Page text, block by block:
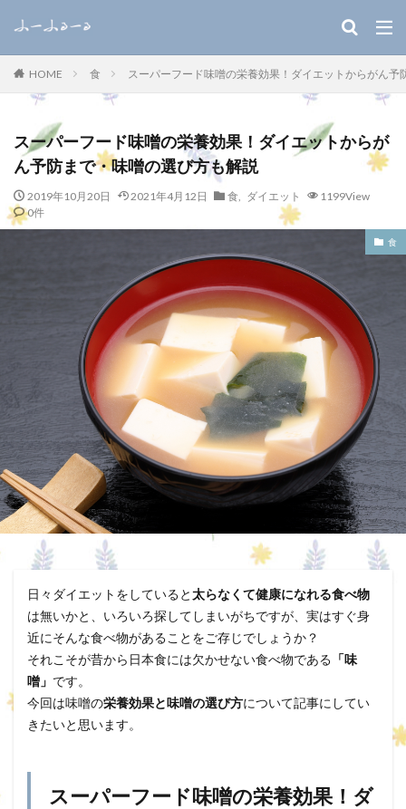
HOME 食 スーパーフード味噌の栄養効果！ダイエットからがん予
スーパーフード味噌の栄養効果！ダイエットからが
ん予防まで・味噌の選び方も解説
2019年10月20日 2021年4月12日 食 ダイエット
1199View
0件
食
日々ダイエットをしていると太らなくて健康になれる食べ物
は無いかと、いろいろ探してしまいがちですが、実はすぐ身
近にそんな食べ物があることをご存じでしょうか？
それこそが昔から日本食には欠かせない食べ物である 「味
噌」 です。
今回は味噌の栄養効果と味噌の選び方について記事にしてい
きたいと思います。
スーパーフード味噌の栄養効果！ダ
デザイン
カテゴリー